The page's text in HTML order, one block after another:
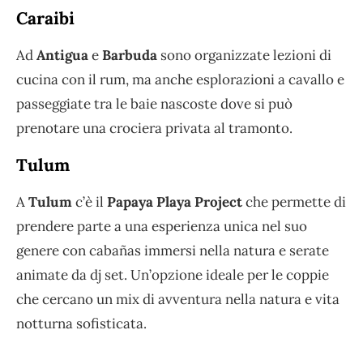
Caraibi
AdAntiguaeBarbuda sono organizzate lezioni di
cucina con il rum, ma anche esplorazioni a cavallo e
passeggiate tra le baie nascoste dove si può
prenotare una crociera privata al tramonto.
Tulum
ATulumc’è il Papaya Playa Projectche permette di
prendere parte a una esperienza unica nel suo
genere con cabañas immersi nella natura e serate
animate da dj set. Un’opzione ideale per le coppie
che cercano un mix di avventura nella natura e vita
notturna sofisticata.